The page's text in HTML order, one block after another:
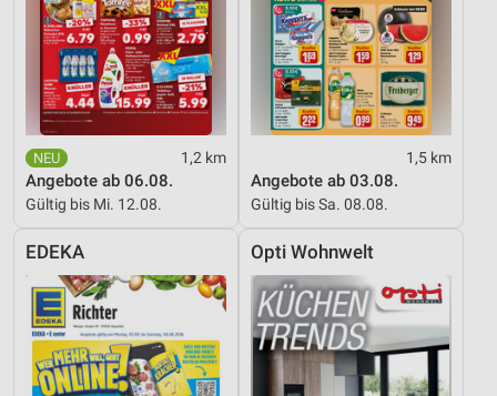
1,2 km
Angebote ab 06.08.
Gültig bis Mi. 12.08.
1,5 km
Angebote ab 03.08.
Gültig bis Sa. 08.08.
EDEKA Opti Wohnwelt